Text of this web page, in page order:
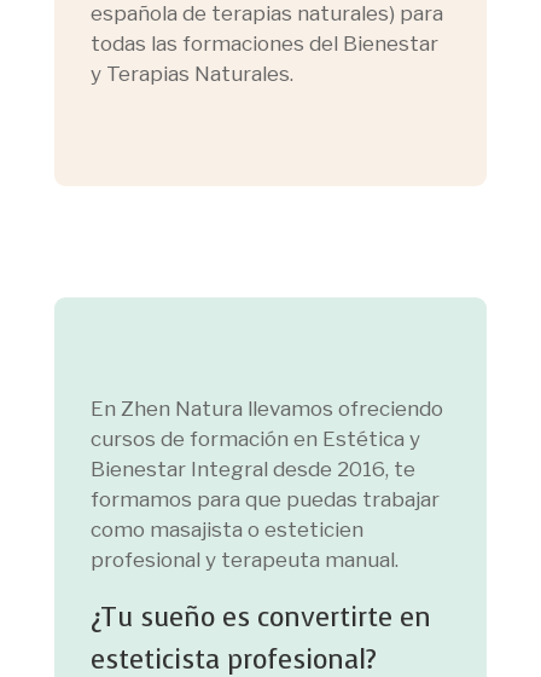
española de terapias naturales) para
todas las formaciones del Bienestar
y Terapias Naturales.
En Zhen Natura llevamos ofreciendo
cursos de formación en Estética y
Bienestar Integral desde 2016, te
formamos para que puedas trabajar
como masajista o esteticien
profesional y terapeuta manual.
¿Tu sueño es convertirte en
esteticista profesional?